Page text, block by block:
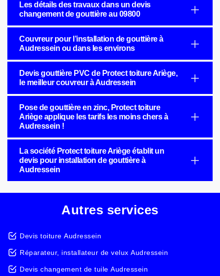
Les détails des travaux dans un devis
changement de gouttière au 09800
Couvreur pour l’installation de gouttière à
Audressein ou dans les environs
Devis gouttière PVC de Protect toiture Ariège,
le meilleur couvreur à Audressein
Pose de gouttière en zinc, Protect toiture
Ariège applique les tarifs les moins chers à
Audressein !
La société Protect toiture Ariège établit un
devis pour installation de gouttière à
Audressein
Autres services
Devis toiture Audressein
Réparateur, installateur de velux Audressein
Devis changement de tuile Audressein